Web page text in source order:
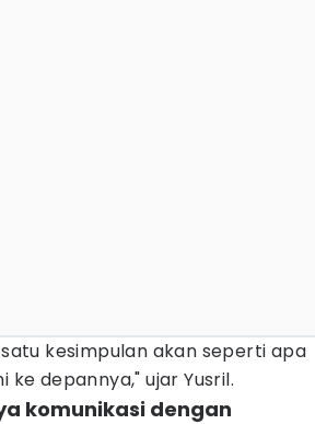
kesimpulan akan seperti apa
depannya," ujar Yusril.
komunikasi dengan